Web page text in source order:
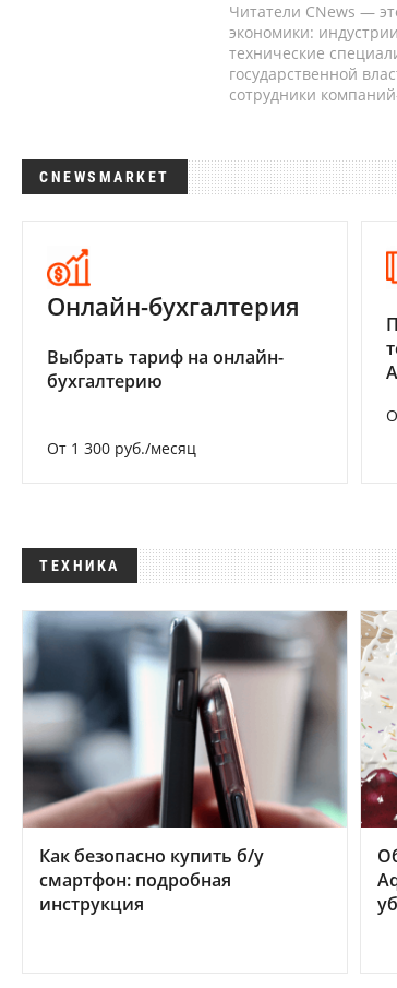
Читатели CNews —
экономики:
технические
государственной
сотрудники
CNEWSMARKET
Онлайн-бухгалтерия
Выбрать тариф на онлайн-
бухгалтерию
От 1 300 руб./месяц
ТЕХНИКА
Как безопасно купить б/у
смартфон: подробная
инструкция